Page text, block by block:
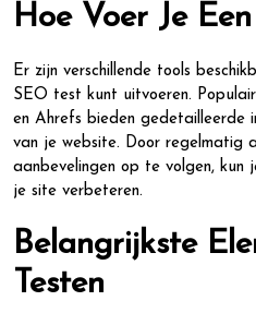
Hoe Voer Je
Er zijn verschillende tools
SEO test kunt uitvoeren.
en Ahrefs bieden gedetailleerde
van je website. Door regelmatig
aanbevelingen op te volgen, kun
je site verbeteren.
Belangrijkste
Testen